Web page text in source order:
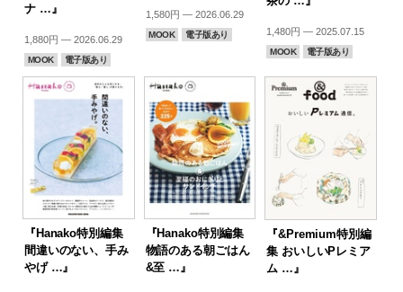
ナ …』
1,880円 — 2026.06.29
MOOK 電子版あり
1,580円 — 2026.06.29
MOOK 電子版あり 1,480円 — 2025.07.15
MOOK 電子版あり
『Hanako特別編集
間違いのない、手み
やげ …』
『Hanako特別編集
物語のある朝ごはん
&至 …』
『&Premium特別編
集 おいしいPレミア
ム …』